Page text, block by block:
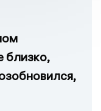
близко,